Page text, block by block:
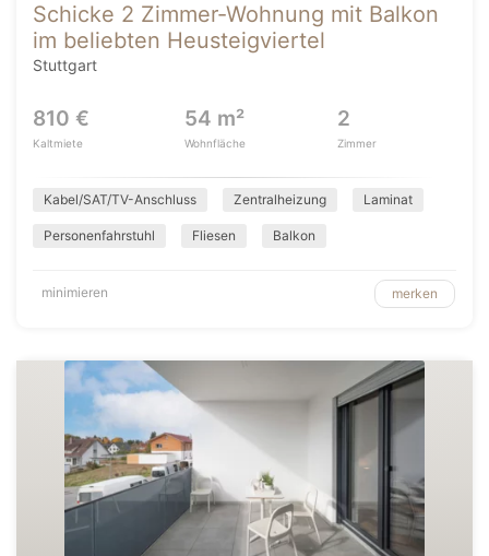
Schicke 2 Zimmer-Wohnung mit Balkon
im beliebten Heusteigviertel
Stuttgart
810 €
Kaltmiete
54 m²
Wohnfläche
2
Zimmer
Kabel/SAT/TV-Anschluss Zentralheizung Laminat
Personenfahrstuhl Fliesen Balkon
minimieren merken